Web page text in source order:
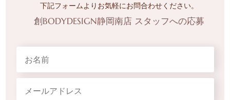
下記フォームよりお気軽にお問合わせください。
創BODYDESIGN静岡南店 スタッフへの応募